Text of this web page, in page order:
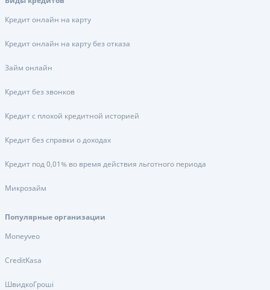
Кредит онлайн на карту
Кредит онлайн на карту без отказа
Займ онлайн
Кредит без звонков
Кредит с плохой кредитной историей
Кредит без справки о доходах
Кредит под 0,01% во время действия льготного периода
Микрозайм
Популярные организации
Moneyveo
CreditKasa
ШвидкоГроші